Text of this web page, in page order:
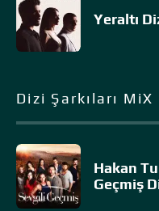
Yeraltı
Dizi Şarkıları MiX
Hakan
Geçmiş